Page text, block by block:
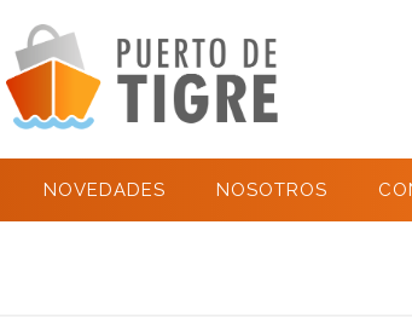
NOVEDADES NOSOTROS